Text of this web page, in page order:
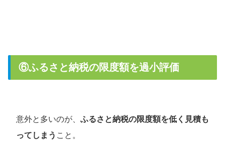
⑥ふるさと納税の限度額を過小評価
意外と多いのが、 ふるさと納税の限度額を低く見積も
ってしまう こと。